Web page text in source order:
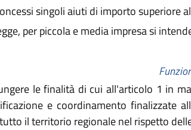
singoli aiuti di importo
per piccola e media impresa si
le finalità di cui all'articolo 1 in
e coordinamento
il territorio regionale nel rispetto